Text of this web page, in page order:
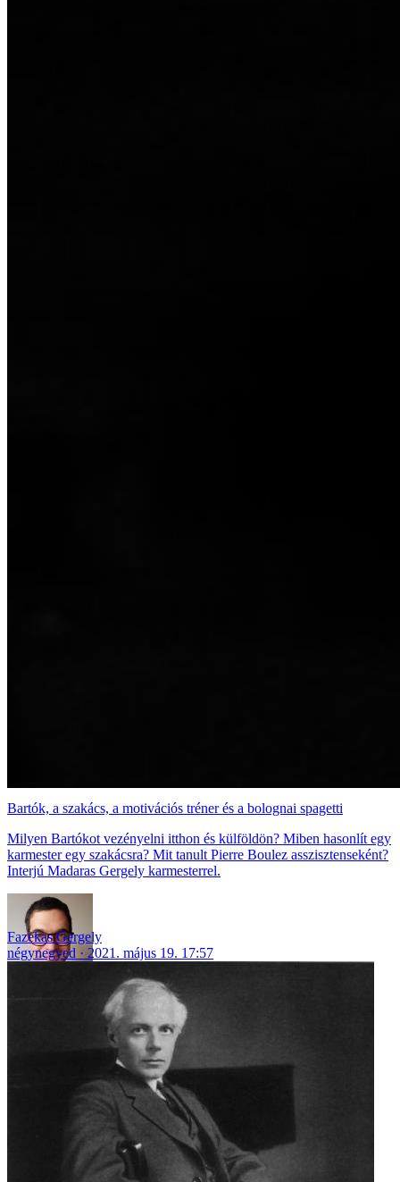
Bartók, a szakács, a motivációs tréner és a bolognai spagetti
Milyen Bartókot vezényelni itthon és külföldön? Miben hasonlít egy
karmester egy szakácsra? Mit tanult Pierre Boulez asszisztenseként?
Interjú Madaras Gergely karmesterrel.
Fazekas Gergely
négynegyed
2021. május 19. 17:57